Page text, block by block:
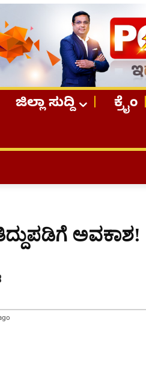
ಜಿಲ್ಲಾ ಸುದ್ದಿ ಕ್ರೈಂ
ಅವಕಾಶ!